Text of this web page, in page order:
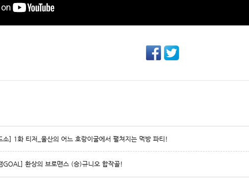
소] 1화 티저_울산의 어느 호랑이굴에서 펼쳐지는 먹방 파티!
GOAL] 환상의 브로맨스 (승)규니오 합작골!